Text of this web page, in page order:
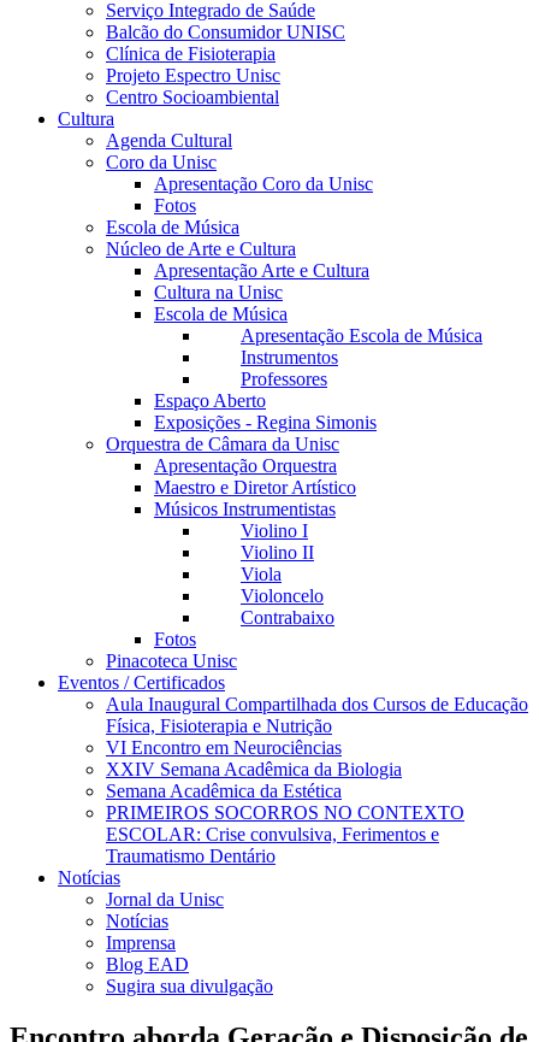
Serviço Integrado de Saúde
Balcão do Consumidor UNISC
Clínica de Fisioterapia
Projeto Espectro Unisc
Centro Socioambiental
Cultura
Agenda Cultural
Coro da Unisc
Apresentação Coro da Unisc
Fotos
Escola de Música
Núcleo de Arte e Cultura
Apresentação Arte e Cultura
Cultura na Unisc
Escola de Música
Apresentação Escola de Música
Instrumentos
Professores
Espaço Aberto
Exposições - Regina Simonis
Orquestra de Câmara da Unisc
Apresentação Orquestra
Maestro e Diretor Artístico
Músicos Instrumentistas
Violino I
Violino II
Viola
Violoncelo
Contrabaixo
Fotos
Pinacoteca Unisc
Eventos / Certificados
Aula Inaugural Compartilhada dos Cursos de Educação
Física, Fisioterapia e Nutrição
VI Encontro em Neurociências
XXIV Semana Acadêmica da Biologia
Semana Acadêmica da Estética
PRIMEIROS SOCORROS NO CONTEXTO
ESCOLAR: Crise convulsiva, Ferimentos e
Traumatismo Dentário
Notícias
Jornal da Unisc
Notícias
Imprensa
Blog EAD
Sugira sua divulgação